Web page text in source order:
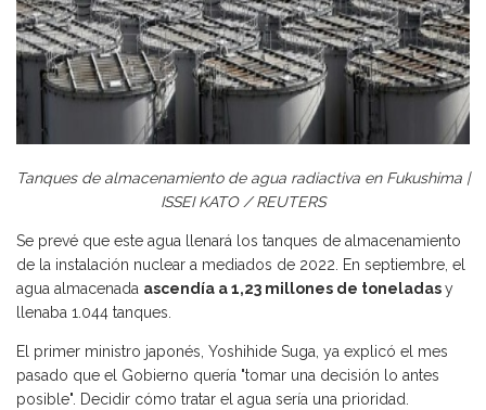
Tanques de almacenamiento de agua radiactiva en Fukushima |
ISSEI KATO / REUTERS
Se prevé que este agua llenará los tanques de almacenamiento
de la instalación nuclear a mediados de 2022. En septiembre, el
agua almacenada ascendía a 1,23 millones de toneladasy
llenaba 1.044 tanques.
El primer ministro japonés, Yoshihide Suga, ya explicó el mes
pasado que el Gobierno quería "tomar una decisión lo antes
posible". Decidir cómo tratar el agua sería una prioridad.